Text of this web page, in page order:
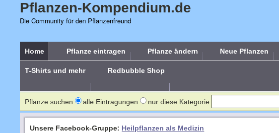
Pflanzen-Kompendium.de
Die Community für den Pflanzenfreund
Home Pflanze eintragen Pflanze ändern Neue Pflanzen
T-Shirts und mehr Redbubble Shop
Pflanze suchen alle Eintragungen nur diese Kategorie
Unsere Facebook-Gruppe: Heilpflanzen als Medizin